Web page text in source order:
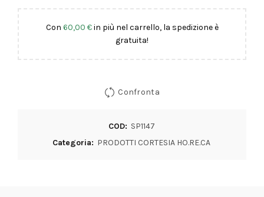
Con 60,00 €in più nel carrello, la spedizione è
gratuita!
Confronta
COD: SP1147
Categoria: PRODOTTI CORTESIA HO.RE.CA